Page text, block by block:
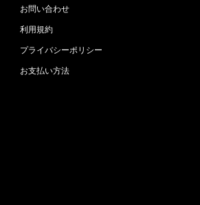
お問い合わせ
利用規約
プライバシーポリシー
お支払い方法